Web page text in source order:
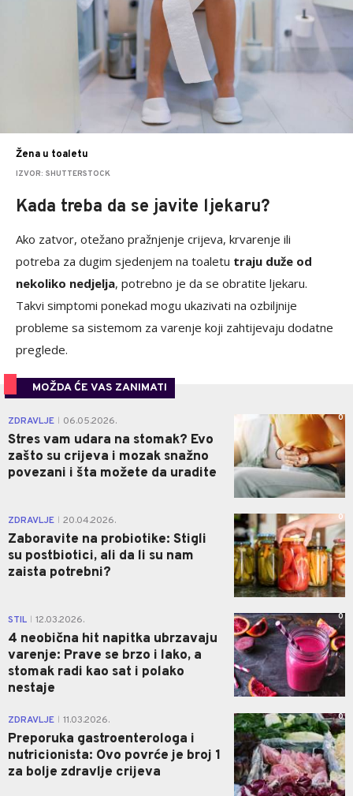
Žena u toaletu
IZVOR: SHUTTERSTOCK
Kada treba da se javite ljekaru?
Ako zatvor, otežano pražnjenje crijeva, krvarenje ili
potreba za dugim sjedenjem na toaletu traju duže od
nekoliko nedjelja, potrebno je da se obratite ljekaru.
Takvi simptomi ponekad mogu ukazivati na ozbiljnije
probleme sa sistemom za varenje koji zahtijevaju dodatne
preglede.
MOŽDA ĆE VAS ZANIMATI
ZDRAVLJE 06.05.2026.
Stres vam udara na stomak? Evo
zašto su crijeva i mozak snažno
povezani i šta možete da uradite
0
ZDRAVLJE 20.04.2026.
Zaboravite na probiotike: Stigli
su postbiotici, ali da li su nam
zaista potrebni?
0
STIL 12.03.2026.
4 neobična hit napitka ubrzavaju
varenje: Prave se brzo i lako, a
stomak radi kao sat i polako
nestaje
0
ZDRAVLJE 11.03.2026.
Preporuka gastroenterologa i
nutricionista: Ovo povrće je broj 1
za bolje zdravlje crijeva
0